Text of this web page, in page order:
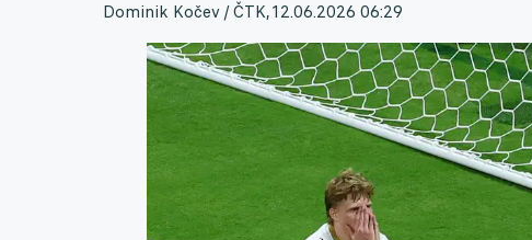
Dominik Kočev / ČTK,12.06.2026 06:29